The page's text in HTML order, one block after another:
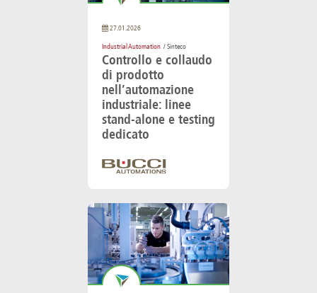
27.01.2026
Industrial Automation / Sinteco
Controllo e collaudo
di prodotto
nell’automazione
industriale: linee
stand-alone e testing
dedicato